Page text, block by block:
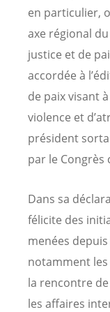
en particulier,
axe régional
justice et de
accordée à
de paix visant
violence et
président
par le Congrès
Dans sa
félicite des
menées
notamment les
la rencontre
les affaires